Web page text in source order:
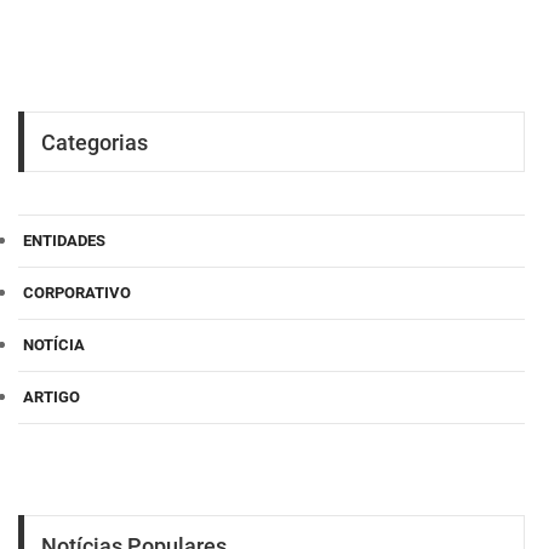
Categorias
ENTIDADES
CORPORATIVO
NOTÍCIA
ARTIGO